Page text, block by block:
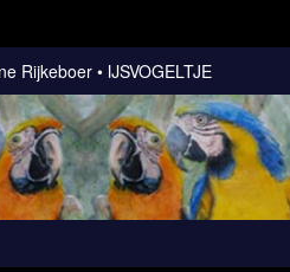
Rijkeboer IJSVOGELTJE